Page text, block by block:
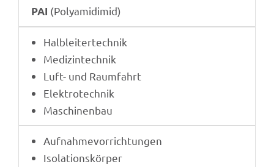
PAI (Poly­ami­di­mid)
Halb­lei­ter­tech­nik
Medi­zin­tech­nik
Luft- und Raumfahrt
Elek­tro­tech­nik
Maschi­nen­bau
Aufnah­me­vor­rich­tun­gen
Isola­ti­ons­kör­per